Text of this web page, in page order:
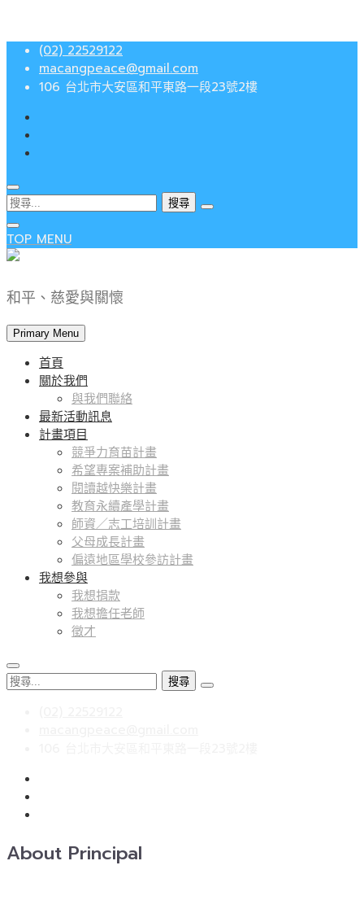
Skip
content
(02) 22529122
macangpeace@gmail.com
106 台北市大安區和平東路一段23號2樓
搜
尋
關
鍵
TOP MENU
和平、慈愛與關懷
Primary Menu
首頁
關於我們
與我們聯絡
最新活動訊息
計畫項目
競爭力育苗計畫
希望專案補助計畫
閱讀越快樂計畫
教育永續產學計畫
師資／志工培訓計畫
父母成長計畫
偏遠地區學校參訪計畫
我想參與
我想捐款
我想擔任老師
徵才
搜
About Principal